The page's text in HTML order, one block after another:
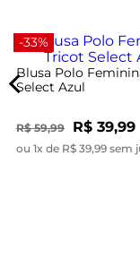
-33%
Blusa Polo
Select Azul
R$ 59,99 R$ 39,99
ou 1x de R$ 39,99 sem